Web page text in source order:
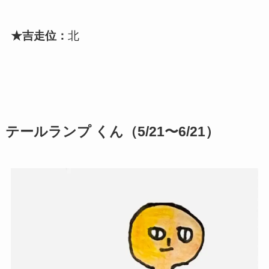
★吉走位： 北
テールランプ くん（5/21〜6/21）